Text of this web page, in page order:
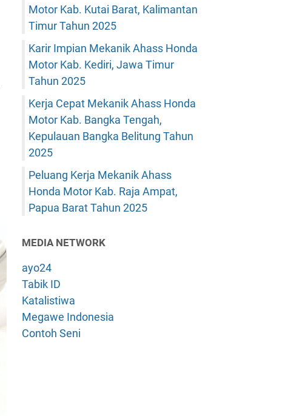
Motor Kab. Kutai Barat, Kalimantan
Timur Tahun 2025
Karir Impian Mekanik Ahass Honda
Motor Kab. Kediri, Jawa Timur
Tahun 2025
Kerja Cepat Mekanik Ahass Honda
Motor Kab. Bangka Tengah,
Kepulauan Bangka Belitung Tahun
2025
Peluang Kerja Mekanik Ahass
Honda Motor Kab. Raja Ampat,
Papua Barat Tahun 2025
MEDIA NETWORK
ayo24
Tabik ID
Katalistiwa
Megawe Indonesia
Contoh Seni